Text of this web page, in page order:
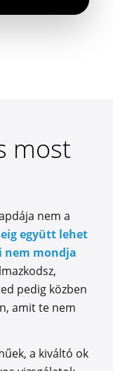
most
nem a
együtt lehet
nem mondja
pedig közben
amit te nem
a kiváltó ok